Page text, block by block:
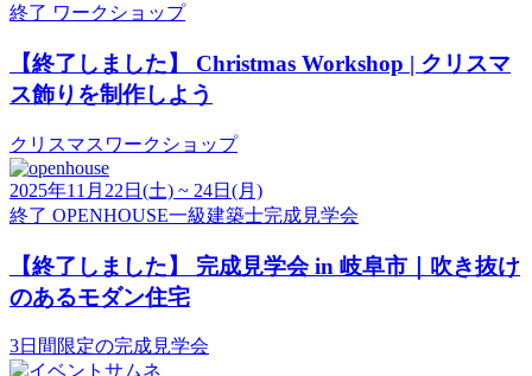
終了 ワークショップ
【終了しました】
Christmas Workshop | クリスマ
ス飾りを制作しよう
クリスマスワークショップ
2025年11月22日(土) ~ 24日(月)
終了 OPENHOUSE一級建築士完成見学会
【終了しました】
完成見学会 in 岐阜市｜吹き抜け
のあるモダン住宅
3日間限定の完成見学会